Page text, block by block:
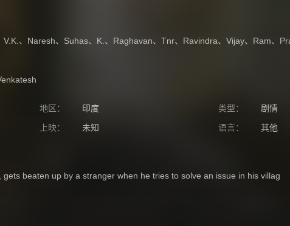
V.K.、 Naresh、 Suhas、 K.、 Raghavan、 Tnr、 Ravindra、 Vijay、 Ram、
地区： 印度 类型：
剧情
上映： 未知 语言：
其他
beaten up by a stranger when he tries to solve an issue in his villag